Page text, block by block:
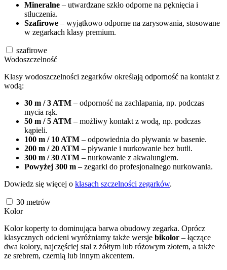
Mineralne – utwardzane szkło odporne na pęknięcia i
stłuczenia.
Szafirowe – wyjątkowo odporne na zarysowania, stosowane
w zegarkach klasy premium.
szafirowe
Wodoszczelność
Klasy wodoszczelności zegarków określają odporność na kontakt z
wodą:
30 m / 3 ATM – odporność na zachlapania, np. podczas
mycia rąk.
50 m / 5 ATM – możliwy kontakt z wodą, np. podczas
kąpieli.
100 m / 10 ATM – odpowiednia do pływania w basenie.
200 m / 20 ATM – pływanie i nurkowanie bez butli.
300 m / 30 ATM – nurkowanie z akwalungiem.
Powyżej 300 m – zegarki do profesjonalnego nurkowania.
Dowiedz się więcej o klasach szczelności zegarków.
30 metrów
Kolor
Kolor koperty to dominująca barwa obudowy zegarka. Oprócz
klasycznych odcieni wyróżniamy także wersje bikolor – łączące
dwa kolory, najczęściej stal z żółtym lub różowym złotem, a także
ze srebrem, czernią lub innym akcentem.